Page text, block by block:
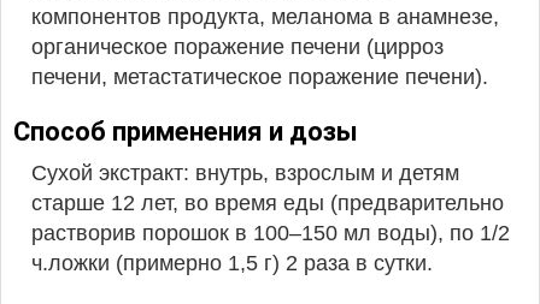
компонентов продукта, меланома в анамнезе,
органическое поражение печени (цирроз
печени, метастатическое поражение печени).
Способ применения и дозы
Сухой экстракт: внутрь, взрослым и детям
старше 12 лет, во время еды (предварительно
растворив порошок в 100–150 мл воды), по 1/2
ч.ложки (примерно 1,5 г) 2 раза в сутки.